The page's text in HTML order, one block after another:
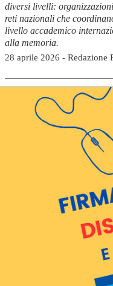
diversi livelli:
reti nazionali che
livello accademico
alla memoria.
28 aprile 2026 - Redazione